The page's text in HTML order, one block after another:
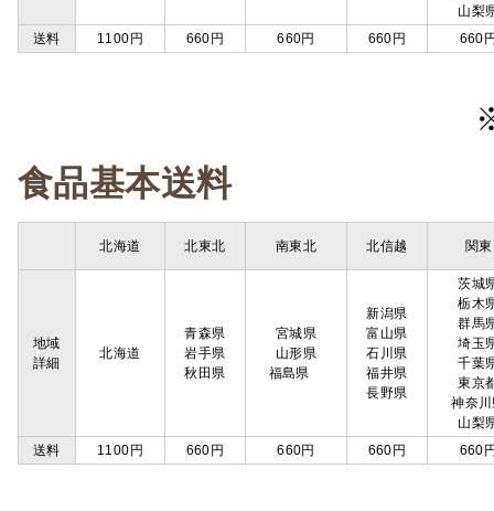
山梨
送料
1100円 660円 660円 660円 660
食品基本送料
北海道 北東北 南東北 北信越 関東
地域
詳細
北海道
青森県
岩手県
秋田県
宮城県
山形県
福島県
新潟県
富山県
石川県
福井県
長野県
茨城
栃木
群馬
埼玉
千葉
東京
神奈
山梨
送料
1100円 660円 660円 660円 660